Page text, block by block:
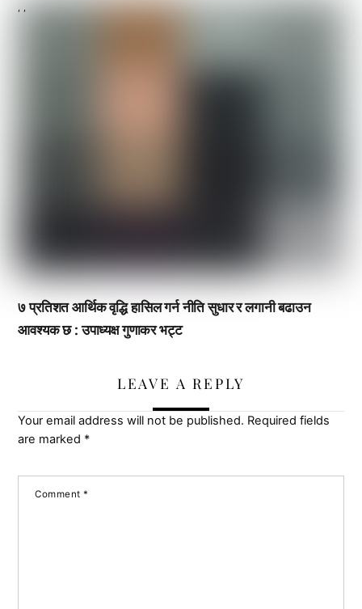
, ,
७ प्रतिशत आर्थिक वृद्धि हासिल गर्न नीति सुधार र लगानी बढाउन
आवश्यक छ : उपाध्यक्ष गुणाकर भट्ट
LEAVE A REPLY
Your email address will not be published. Required fields
are marked *
Comment*